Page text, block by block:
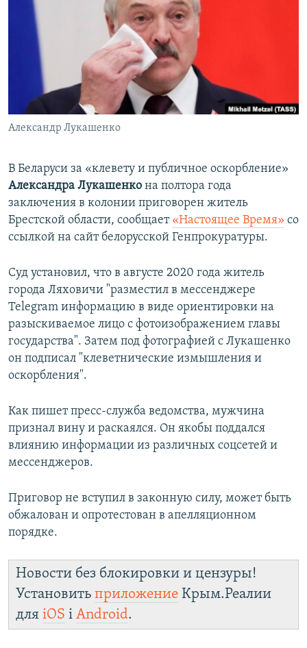
ПОБЕДИТЕЛЕЙ НЕ СУДЯТ?
КРЫМ.НЕПОКОРЕННЫЙ
ELIFBE
УКРАИНСКАЯ ПРОБЛЕМА КРЫМА
ПРИСОЕДИНЯЙТЕСЬ!
Все сайты RFE/RL
Александр Лукашенко
В Беларуси за «клевету и публичное оскорбление»
Александра Лукашенко на полтора года
заключения в колонии приговорен житель
Брестской области, сообщает «Настоящее Время» со
ссылкой на сайт белорусской Генпрокуратуры.
Суд установил, что в августе 2020 года житель
города Ляховичи "разместил в мессенджере
Telegram информацию в виде ориентировки на
разыскиваемое лицо с фотоизображением главы
государства". Затем под фотографией с Лукашенко
он подписал "клеветнические измышления и
оскорбления".
Как пишет пресс-служба ведомства, мужчина
признал вину и раскаялся. Он якобы поддался
влиянию информации из различных соцсетей и
мессенджеров.
Приговор не вступил в законную силу, может быть
обжалован и опротестован в апелляционном
порядке.
Новости без блокировки и цензуры!
Установить приложение Крым.Реалии
для iOS і Android.